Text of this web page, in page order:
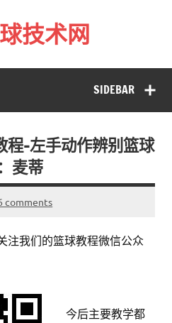
技术网
SIDEBAR
程–左手动作辨别篮球
麦蒂
comments
注我们的篮球教程微信公众
今后主要教学都